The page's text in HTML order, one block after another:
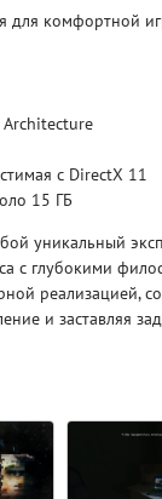
для комфортной
Architecture
с DirectX 11
15 ГБ
уникальный
с глубокими
реализацией,
и заставляя